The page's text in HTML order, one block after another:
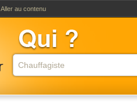
Aller au contenu